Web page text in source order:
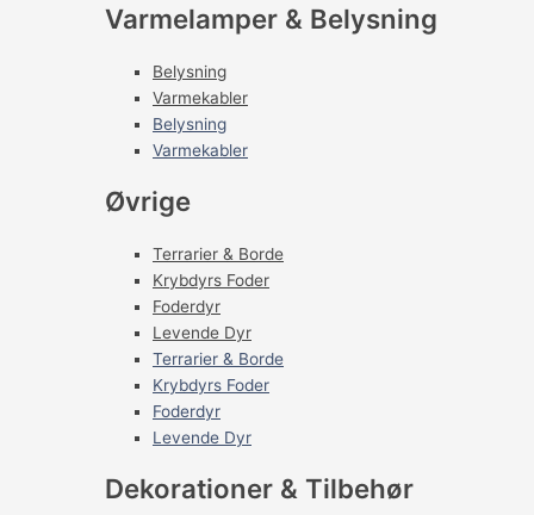
Varmelamper & Belysning
Belysning
Varmekabler
Belysning
Varmekabler
Øvrige
Terrarier & Borde
Krybdyrs Foder
Foderdyr
Levende Dyr
Terrarier & Borde
Krybdyrs Foder
Foderdyr
Levende Dyr
Dekorationer & Tilbehør